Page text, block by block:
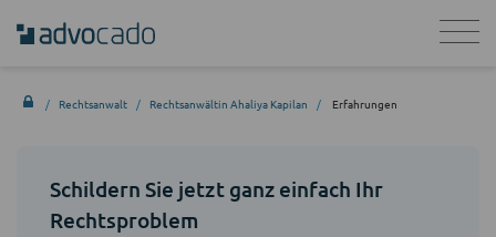
Rechtsanwalt Rechtsanwältin Ahaliya Kapilan Erfahrungen
Schildern Sie jetzt ganz einfach Ihr
Rechtsproblem